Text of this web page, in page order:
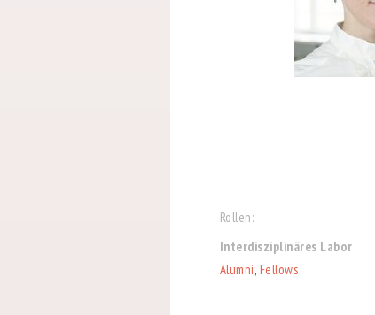
Rollen:
Interdisziplinäres Labor
Alumni, Fellows